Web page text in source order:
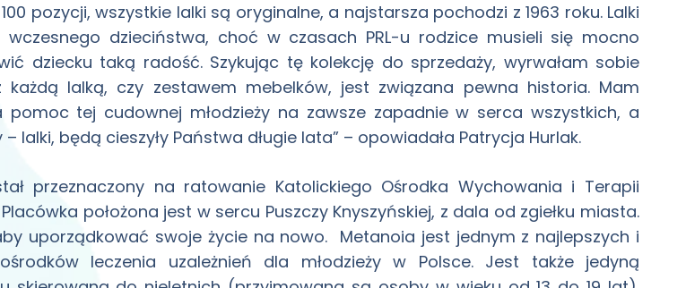
pozycji, wszystkie lalki są oryginalne, a najstarsza pochodzi z 1963 roku. Lalki
wczesnego dzieciństwa, choć w czasach PRL-u rodzice musieli się mocno
dziecku taką radość. Szykując tę kolekcję do sprzedaży, wyrwałam sobie
każdą lalką, czy zestawem mebelków, jest związana pewna historia. Mam
pomoc tej cudownej młodzieży na zawsze zapadnie w serca wszystkich, a
lalki, będą cieszyły Państwa długie lata” – opowiadała Patrycja Hurlak.
przeznaczony na ratowanie Katolickiego Ośrodka Wychowania i Terapii
położona jest w sercu Puszczy Knyszyńskiej, z dala od zgiełku miasta.
uporządkować swoje życie na nowo. Metanoia jest jednym z najlepszych i
leczenia uzależnień dla młodzieży w Polsce. Jest także jedyną